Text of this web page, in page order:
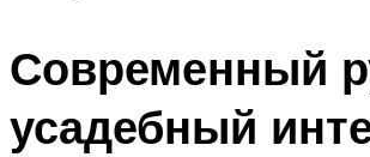
Современный
усадебный